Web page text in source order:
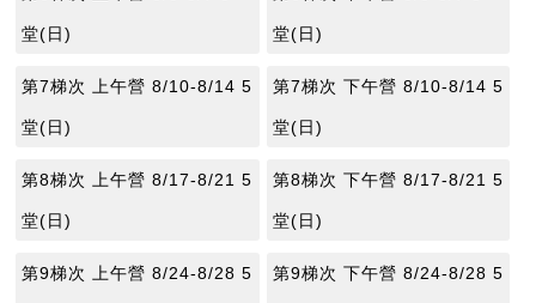
堂(日) 堂(日)
第7梯次 上午營 8/10-8/14 5
堂(日)
第7梯次 下午營 8/10-8/14 5
堂(日)
第8梯次 上午營 8/17-8/21 5
堂(日)
第8梯次 下午營 8/17-8/21 5
堂(日)
第9梯次 上午營 8/24-8/28 5 第9梯次 下午營 8/24-8/28 5